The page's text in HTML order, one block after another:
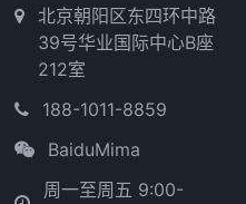
北京朝阳区东四环中路
39号华业国际中心B座
212室
188-1011-8859
BaiduMima
周一至周五 9:00-